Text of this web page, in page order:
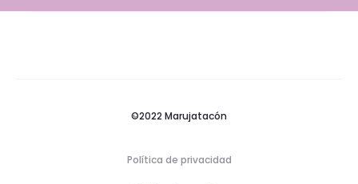
©2022 Marujatacón
Política de privacidad